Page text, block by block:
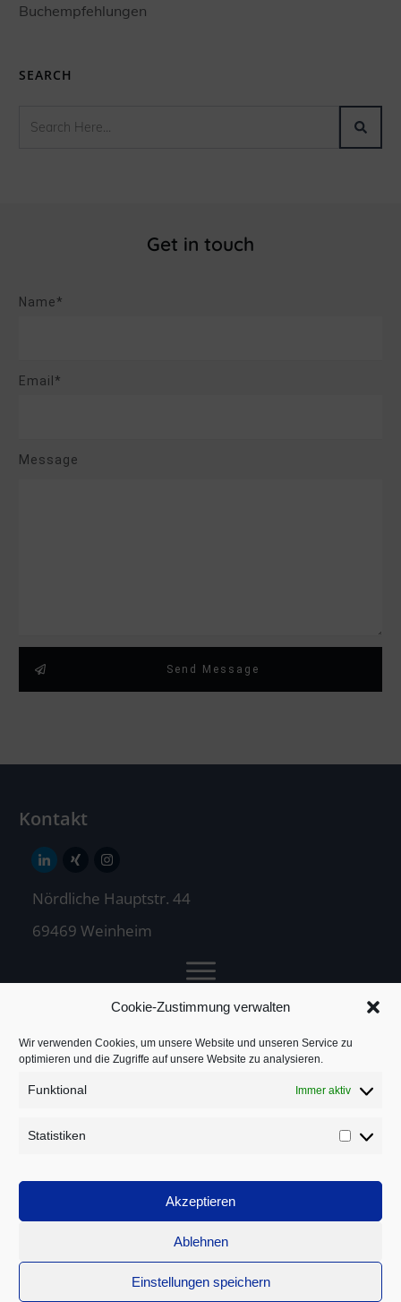
Cookie-Zustimmung verwalten
Wir verwenden Cookies, um unsere Website und unseren Service zu
optimieren und die Zugriffe auf unsere Website zu analysieren.
Funktional Immer aktiv
Statistiken
Akzeptieren
Ablehnen
Einstellungen speichern
Buchempfehlungen
SEARCH
Get in touch
Name*
Email*
Message
Send Message
Kontakt
Nördliche Hauptstr. 44
69469 Weinheim
Jochen Treuz